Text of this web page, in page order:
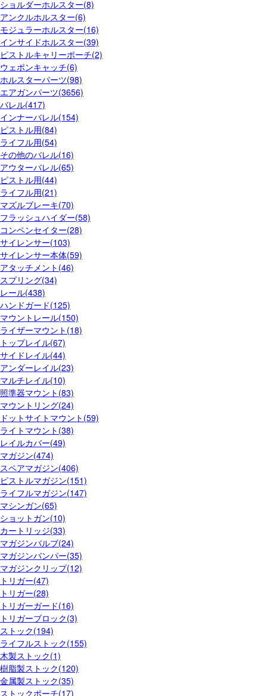
ショルダーホルスター(8)
アンクルホルスター(6)
モジュラーホルスター(16)
インサイドホルスター(39)
ピストルキャリーポーチ(2)
ウェポンキャッチ(6)
ホルスターパーツ(98)
エアガンパーツ(3656)
バレル(417)
インナーバレル(154)
ピストル用(84)
ライフル用(54)
その他のバレル(16)
アウターバレル(65)
ピストル用(44)
ライフル用(21)
マズルブレーキ(70)
フラッシュハイダー(58)
コンペンセイター(28)
サイレンサー(103)
サイレンサー本体(59)
アタッチメント(46)
スプリング(34)
レール(438)
ハンドガード(125)
マウントレール(150)
ライザーマウント(18)
トップレイル(67)
サイドレイル(44)
アンダーレイル(23)
マルチレイル(10)
照準器マウント(83)
マウントリング(24)
ドットサイトマウント(59)
ライトマウント(38)
レイルカバー(49)
マガジン(474)
スペアマガジン(406)
ピストルマガジン(151)
ライフルマガジン(147)
マシンガン(65)
ショットガン(10)
カートリッジ(33)
マガジンバルブ(24)
マガジンバンパー(35)
マガジンクリップ(12)
トリガー(47)
トリガー(28)
トリガーガード(16)
トリガーブロック(3)
ストック(194)
ライフルストック(155)
木製ストック(1)
樹脂製ストック(120)
金属製ストック(35)
ストックポーチ(17)